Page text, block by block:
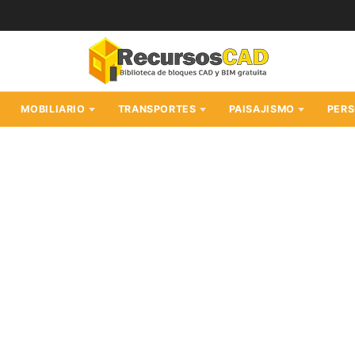
MOBILIARIO TRANSPORTES PAISAJISMO